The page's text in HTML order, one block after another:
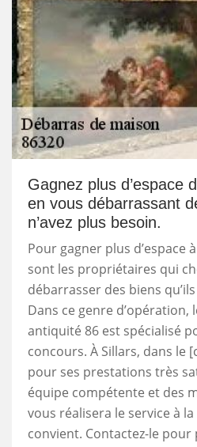
Gagnez plus d’espace
en vous débarrassant
n’avez plus besoin.
Pour gagner plus d’espace
sont les propriétaires qui
débarrasser des biens
Dans ce genre
antiquité 86 est spécialisé
concours. À Sillars, dans le
pour ses prestations très
équipe compétente et des
vous réalisera le service à
convient. Contactez-le pour